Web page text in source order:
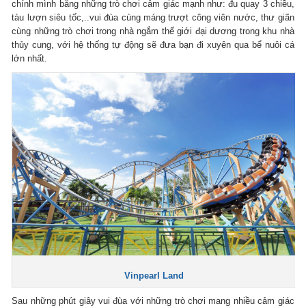
chính mình bằng những trò chơi cảm giác mạnh như: đu quay 3 chiều,
tàu lượn siêu tốc,..vui đùa cùng máng trượt công viên nước, thư giãn
cùng những trò chơi trong nhà ngắm thế giới đại dương trong khu nhà
thủy cung, với hệ thống tự động sẽ đưa bạn đi xuyên qua bể nuôi cá
lớn nhất.
Vinpearl Land
Sau những phút giây vui đùa với những trò chơi mang nhiều cảm giác